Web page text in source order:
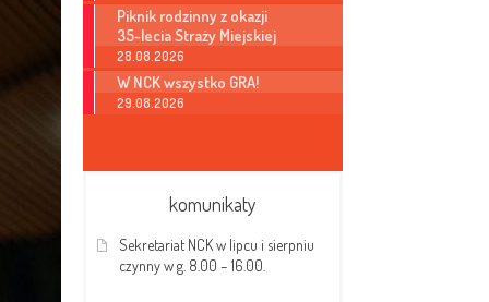
Piknik rodzinny z okazji
35-lecia Straży Miejskiej
28.08.2026
W NCK wszystko GRA!
29.08.2026
komunikaty
Sekretariat NCK w lipcu i sierpniu
czynny w g. 8.00 – 16.00.